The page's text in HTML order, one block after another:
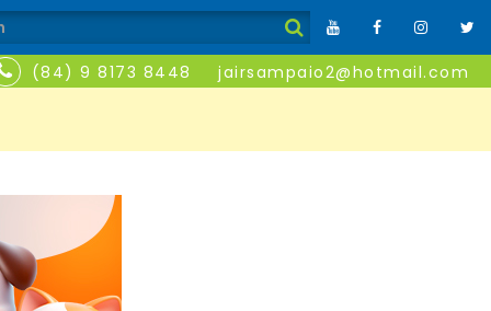
(84) 9 8173 8448 jairsampaio2@hotmail.com